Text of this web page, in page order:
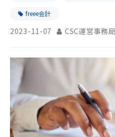
freee会計
2023-11-07 CSC運営事務局